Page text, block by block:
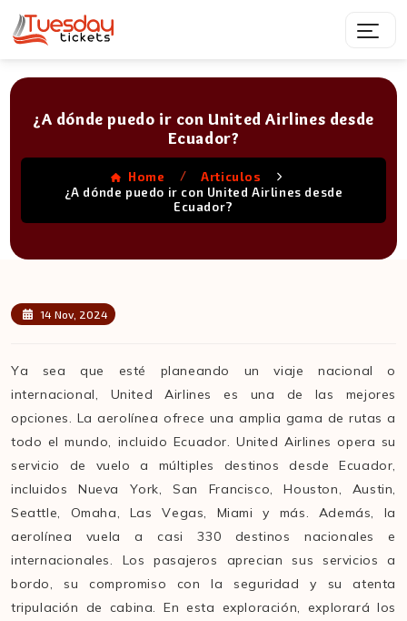
¿A dónde puedo ir con United Airlines desde
Ecuador?
Home /
Articulos
¿A dónde puedo ir con United Airlines desde
Ecuador?
14 Nov, 2024
Ya sea que esté planeando un viaje nacional o
internacional, United Airlines es una de las mejores
opciones. La aerolínea ofrece una amplia gama de rutas a
todo el mundo, incluido Ecuador. United Airlines opera su
servicio de vuelo a múltiples destinos desde Ecuador,
incluidos Nueva York, San Francisco, Houston, Austin,
Seattle, Omaha, Las Vegas, Miami y más. Además, la
aerolínea vuela a casi 330 destinos nacionales e
internacionales. Los pasajeros aprecian sus servicios a
bordo, su compromiso con la seguridad y su atenta
tripulación de cabina. En esta exploración, explorará los